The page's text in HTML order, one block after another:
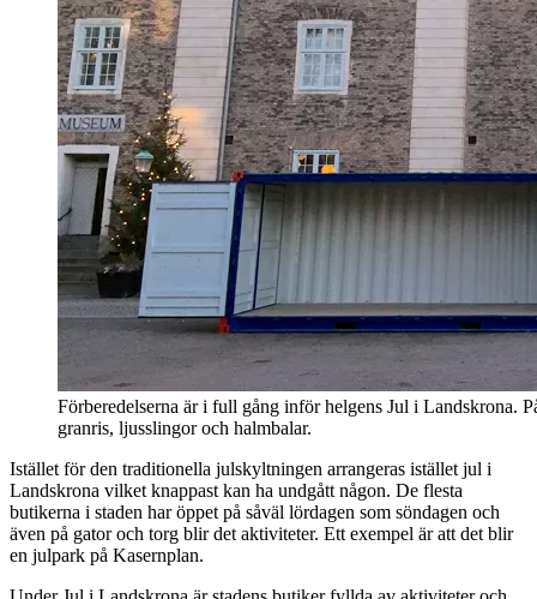
Förberedelserna är i full gång inför helgens Jul i Landskrona.
granris, ljusslingor och halmbalar.
Istället för den traditionella julskyltningen arrangeras istället jul i
Landskrona vilket knappast kan ha undgått någon. De flesta
butikerna i staden har öppet på såväl lördagen som söndagen och
även på gator och torg blir det aktiviteter. Ett exempel är att det blir
en julpark på Kasernplan.